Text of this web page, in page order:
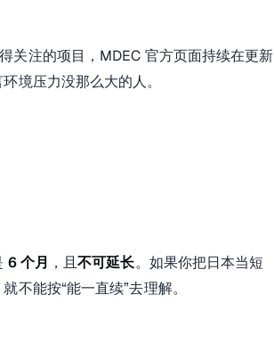
关注的项目，MDEC 官方页面持续在更新
境压力没那么大的人。
6 个月 ，且不可延长。如果你把日本当短
不能按“能一直续”去理解。